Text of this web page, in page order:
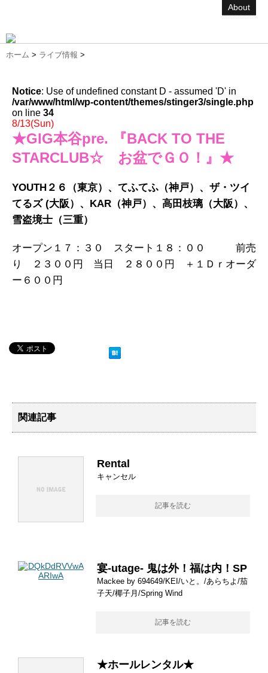
About
ホーム > ライブ情報 >
Notice: Use of undefined constant D - assumed 'D' in
/var/www/html/wp-content/themes/stinger3/single.php
on line 34
8/13(Sun)
★GIG本谷pre. 『BACK TO THE
STARCLUB☆ お盆でＧＯ！』★
YOUTH２６（東京）、てふてふ（神戸）、ザ・ツイ
てるズ (大阪）、KAR（神戸）、高田枝璃（大阪）、
雪盗境士（三重）
オープン１７：３０ スタート１８：００ 前売
り ２３００円 当日 ２８００円 ＋１Ｄｒオーダ
ー６００円
関連記事
Rental
キャンセル
記事を読む
宴-utage- 鬼は外！福は内！SP
Mackee by 694649/KEI/いと。/あらちよ/茄
子天/椰子月/Spring Wind
記事を読む
★ホールレンタル★